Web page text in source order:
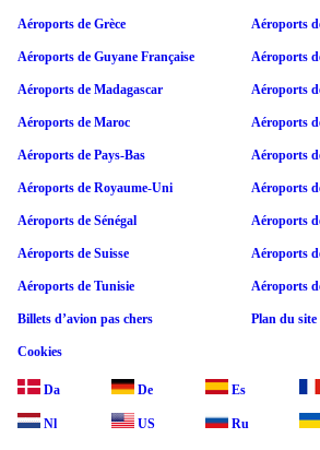
Aéroports de Grèce Aéroports
Aéroports de Guyane Française Aéroports
Aéroports de Madagascar Aéroports
Aéroports de Maroc Aéroports
Aéroports de Pays-Bas Aéroports
Aéroports de Royaume-Uni Aéroports
Aéroports de Sénégal Aéroports
Aéroports de Suisse Aéroports
Aéroports de Tunisie Aéroports
Billets d’avion pas chers Plan du site
Cookies
Da De Es
Nl US Ru